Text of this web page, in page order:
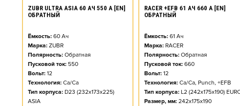
ZUBR ULTRA ASIA 60 АЧ 550 А [EN]
ОБРАТНЫЙ
Ёмкость: 60 Ач
Марка: ZUBR
Полярность: Обратная
Пусковой ток: 550
Вольт: 12
Технология: Ca/Ca
Тип корпуса: D23 (232x173x225)
ASIA
RACER +EFB 61 АЧ 660 А [EN]
ОБРАТНЫЙ
Ёмкость: 61 Ач
Марка: RACER
Полярность: Обратная
Пусковой ток: 660
Вольт: 12
Технология: Ca/Ca, Punch, +EFB
Тип корпуса: L2 (242x175x190)
Размер, мм: 242x175x190